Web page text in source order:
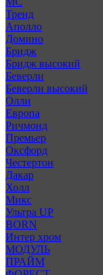
Тренд
Аполло
Домино
Бридж
Бридж высокий
Беверли
Беверли высокий
Олли
Европа
Ричмонд
Премьер
Оксфорд
Честертон
Дакар
Холл
Микс
Ультра UP
BORN
Интер хром
МОДУЛЬ
ПРАЙМ